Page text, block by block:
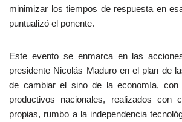
minimizar los tiempos de respuesta en
puntualizó el ponente.
Este evento se enmarca en las
presidente Nicolás Maduro en el plan de
de cambiar el sino de la economía, con
productivos nacionales, realizados con
propias, rumbo a la independencia